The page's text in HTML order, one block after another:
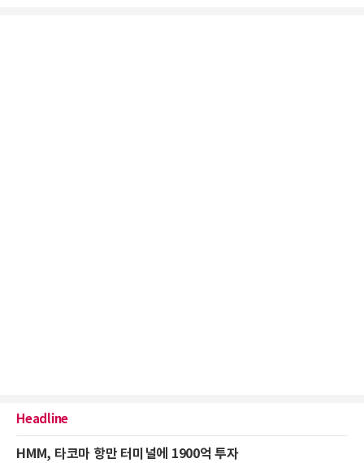
Headline
HMM, 타코마 항만 터미널에 1900억 투자